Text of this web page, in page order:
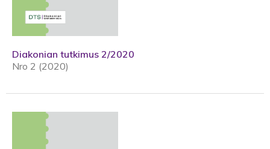
Diakonian tutkimus 2/2020
Nro 2 (2020)